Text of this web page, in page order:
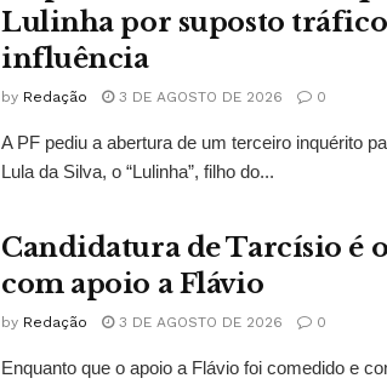
Lulinha por suposto
influência
by Redação 3 DE AGOSTO DE 2026 0
A PF pediu a abertura de um terceiro inquérito
Lula da Silva, o “Lulinha”, filho do...
Candidatura de Tarcísio é
com apoio a Flávio
by Redação 3 DE AGOSTO DE 2026 0
Enquanto que o apoio a Flávio foi comedido e